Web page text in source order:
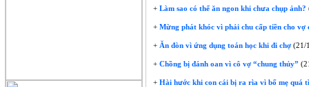
+ Làm sao có thể ăn ngon khi chưa chụp ảnh?
+ Mừng phát khóc vì phải chu cấp tiền cho vợ
+ Ăn đòn vì ứng dụng toán học khi đi chợ (21/
+ Chồng bị đánh oan vì cô vợ “chung thủy”
+ Hài hước khi con cái bị ra rìa vì bố mẹ quá